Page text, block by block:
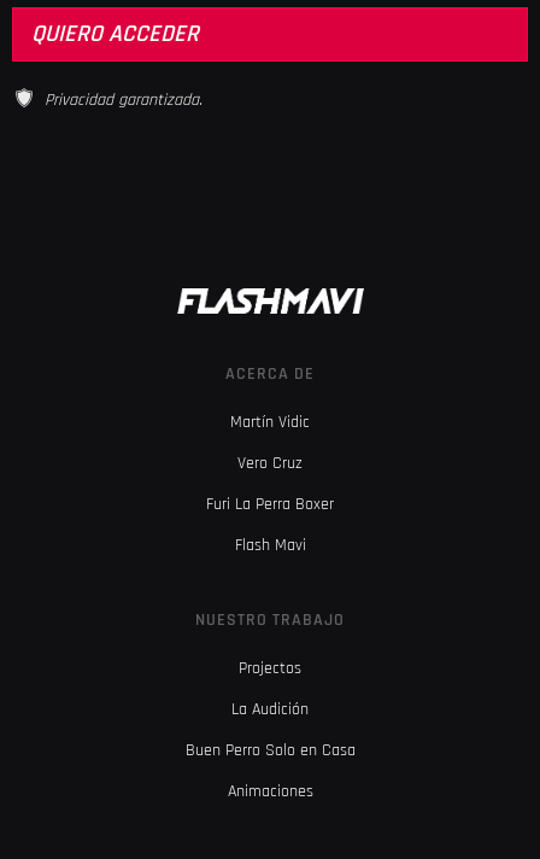
Privacidad garantizada.
ACERCA DE
Martín Vidic
Vero Cruz
Furi La Perra Boxer
Flash Mavi
NUESTRO TRABAJO
Projectos
La Audición
Buen Perro Solo en Casa
Animaciones